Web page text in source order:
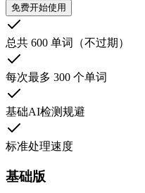
免费开始使用
总共 600 单词（不过期）
每次最多 300 个单词
基础AI检测规避
标准处理速度
基础版